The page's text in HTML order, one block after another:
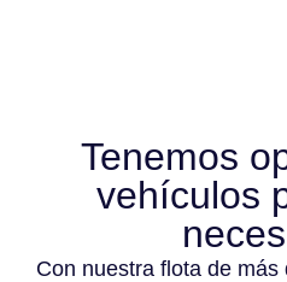
Tenemos
vehículos
Con nuestra flota de